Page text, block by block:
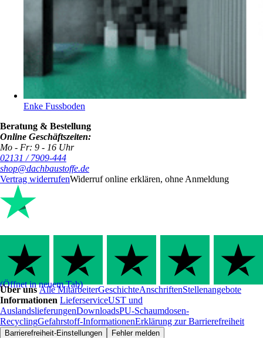
Enke Fussboden
Beratung & Bestellung
Online Geschäftszeiten:
Mo - Fr: 9 - 16 Uhr
02131 / 7909-444
shop@dachbaustoffe.de
Vertrag widerrufenWiderruf online erklären, ohne Anmeldung
(Öffnet in neuem Tab)
Über unsAlle MitarbeiterGeschichteAnschriftenStellenangebote
Informationen LieferserviceUST und
AuslandslieferungenDownloadsPU-Schaumdosen-
RecyclingGefahrstoff-InformationenErklärung zur Barrierefreiheit
Barrierefreiheit-Einstellungen Fehler melden